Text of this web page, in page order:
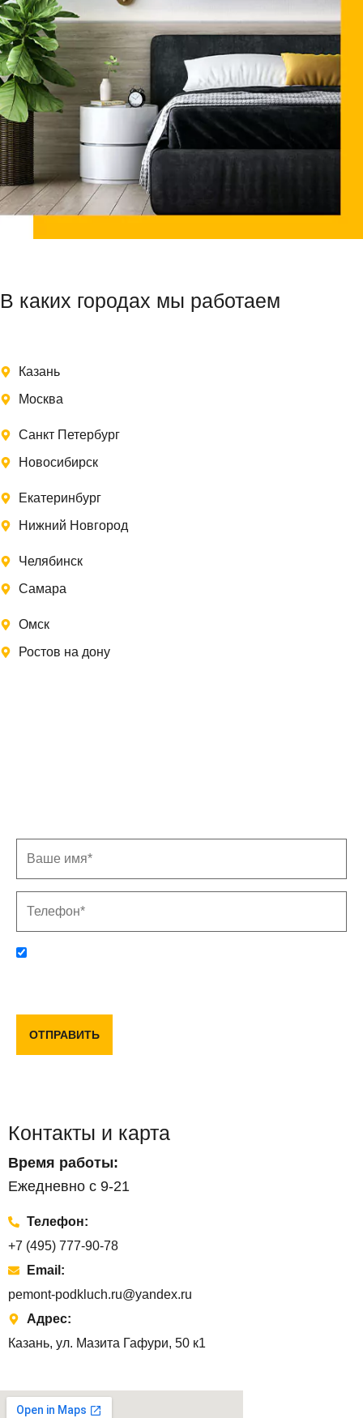
В каких городах мы работаем
Казань
Москва
Санкт Петербург
Новосибирск
Екатеринбург
Нижний Новгород
Челябинск
Самара
Омск
Ростов на дону
ОТПРАВИТЬ
Контакты и карта
Время работы:
Ежедневно с 9-21
Телефон:
+7 (495) 777-90-78
Email:
pemont-podkluch.ru@yandex.ru
Адрес:
Казань, ул. Мазита Гафури, 50 к1